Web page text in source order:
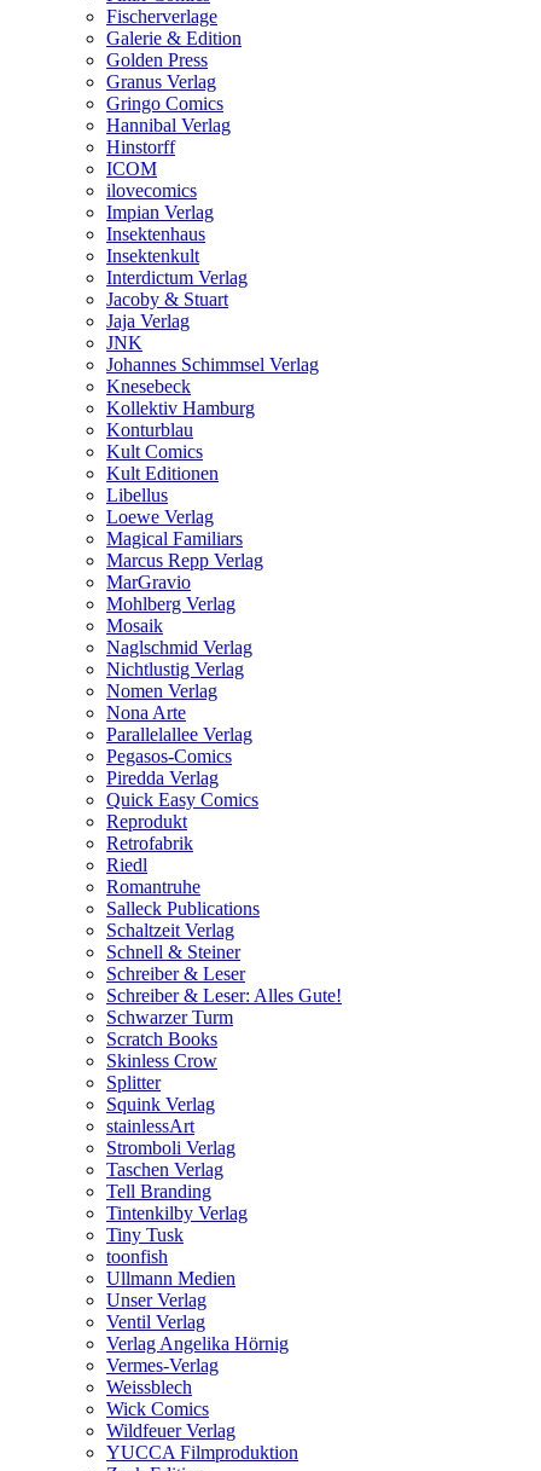
Fischerverlage
Galerie & Edition
Golden Press
Granus Verlag
Gringo Comics
Hannibal Verlag
Hinstorff
ICOM
ilovecomics
Impian Verlag
Insektenhaus
Insektenkult
Interdictum Verlag
Jacoby & Stuart
Jaja Verlag
JNK
Johannes Schimmsel Verlag
Knesebeck
Kollektiv Hamburg
Konturblau
Kult Comics
Kult Editionen
Libellus
Loewe Verlag
Magical Familiars
Marcus Repp Verlag
MarGravio
Mohlberg Verlag
Mosaik
Naglschmid Verlag
Nichtlustig Verlag
Nomen Verlag
Nona Arte
Parallelallee Verlag
Pegasos-Comics
Piredda Verlag
Quick Easy Comics
Reprodukt
Retrofabrik
Riedl
Romantruhe
Salleck Publications
Schaltzeit Verlag
Schnell & Steiner
Schreiber & Leser
Schreiber & Leser: Alles Gute!
Schwarzer Turm
Scratch Books
Skinless Crow
Splitter
Squink Verlag
stainlessArt
Stromboli Verlag
Taschen Verlag
Tell Branding
Tintenkilby Verlag
Tiny Tusk
toonfish
Ullmann Medien
Unser Verlag
Ventil Verlag
Verlag Angelika Hörnig
Vermes-Verlag
Weissblech
Wick Comics
Wildfeuer Verlag
YUCCA Filmproduktion